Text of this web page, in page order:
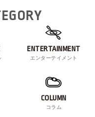
ENTERTAINMENT
エンターテイメント
COLUMN
コラム